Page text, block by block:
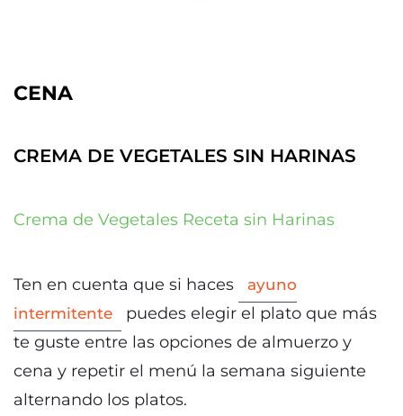
CENA
CREMA DE VEGETALES SIN HARINAS
Crema de Vegetales Receta sin Harinas
Ten en cuenta que si haces
ayuno
intermitente
puedes elegir el plato que más
te guste entre las opciones de almuerzo y
cena y repetir el menú la semana siguiente
alternando los platos.